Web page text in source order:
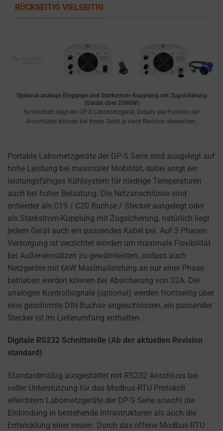
RÜCKSEITIG VIELSEITIG
Optional analoge Eingänge und Starkstrom-Kupplung mit Zugsicherung
(Geräte über 2500W)
Symbolbild zeigt ein DP-S Labornetzgerät, Details wie Position der
Anschlüsse können bei Ihrem Gerät je nach Revision abweichen.
Portable Labornetzgeräte der DP-S Serie sind ausgelegt auf
hohe Leistung bei maximaler Mobilität, dabei sorgt ein
leistungsfähiges Kühlsystem für niedrige Temperaturen
auch bei hoher Belastung. Die Netzanschlüsse sind
entweder als C19 / C20 Buchse / Stecker ausgelegt oder
als Starkstrom-Kupplung mit Zugsicherung, natürlich liegt
jedem Gerät auch ein passendes Kabel bei. Auf 3 Phasen
Versorgung ist verzichtet worden um maximale Flexibilität
bei Außeneinsätzen zu gewährleisten, sodass auch
Netzgeräte mit 6kW Maximalleistung an nur einer Phase
betrieben werden können bei Absicherung von 32A. Die
analogen Kontrollsignale (optional) werden frontseitig über
eine geschirmte DIN-Buchse angeschlossen, ein passender
Stecker ist im Lieferumfang enthalten.
Digitale RS232 Schnittstelle (Ab der aktuellen Revision
standard)
Standardmäßig ausgestattet mit RS232 Anschluss bei
voller Unterstützung für das Modbus-RTU Protokoll
erleichtern Labornetzgeräte der DP-S Serie sowohl die
Einbindung in bestehende Infrastrukturen als auch die
Entwicklung einer neuen. Durch das offene Modbus-RTU